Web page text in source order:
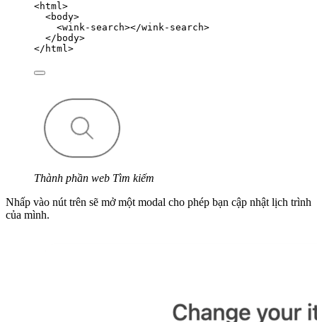
<html>
<body>
<wink-search></wink-search>
</ body>
</ html>
Thành phần web Tìm kiếm
Nhấp vào nút trên sẽ mở một modal cho phép bạn cập nhật lịch trình
của mình.